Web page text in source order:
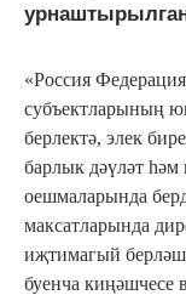
«Россия
субъектларының
берлектә, элек
барлык дәүләт
оешмаларында
максатларында
иҗтимагый
буенча киңәшчесе